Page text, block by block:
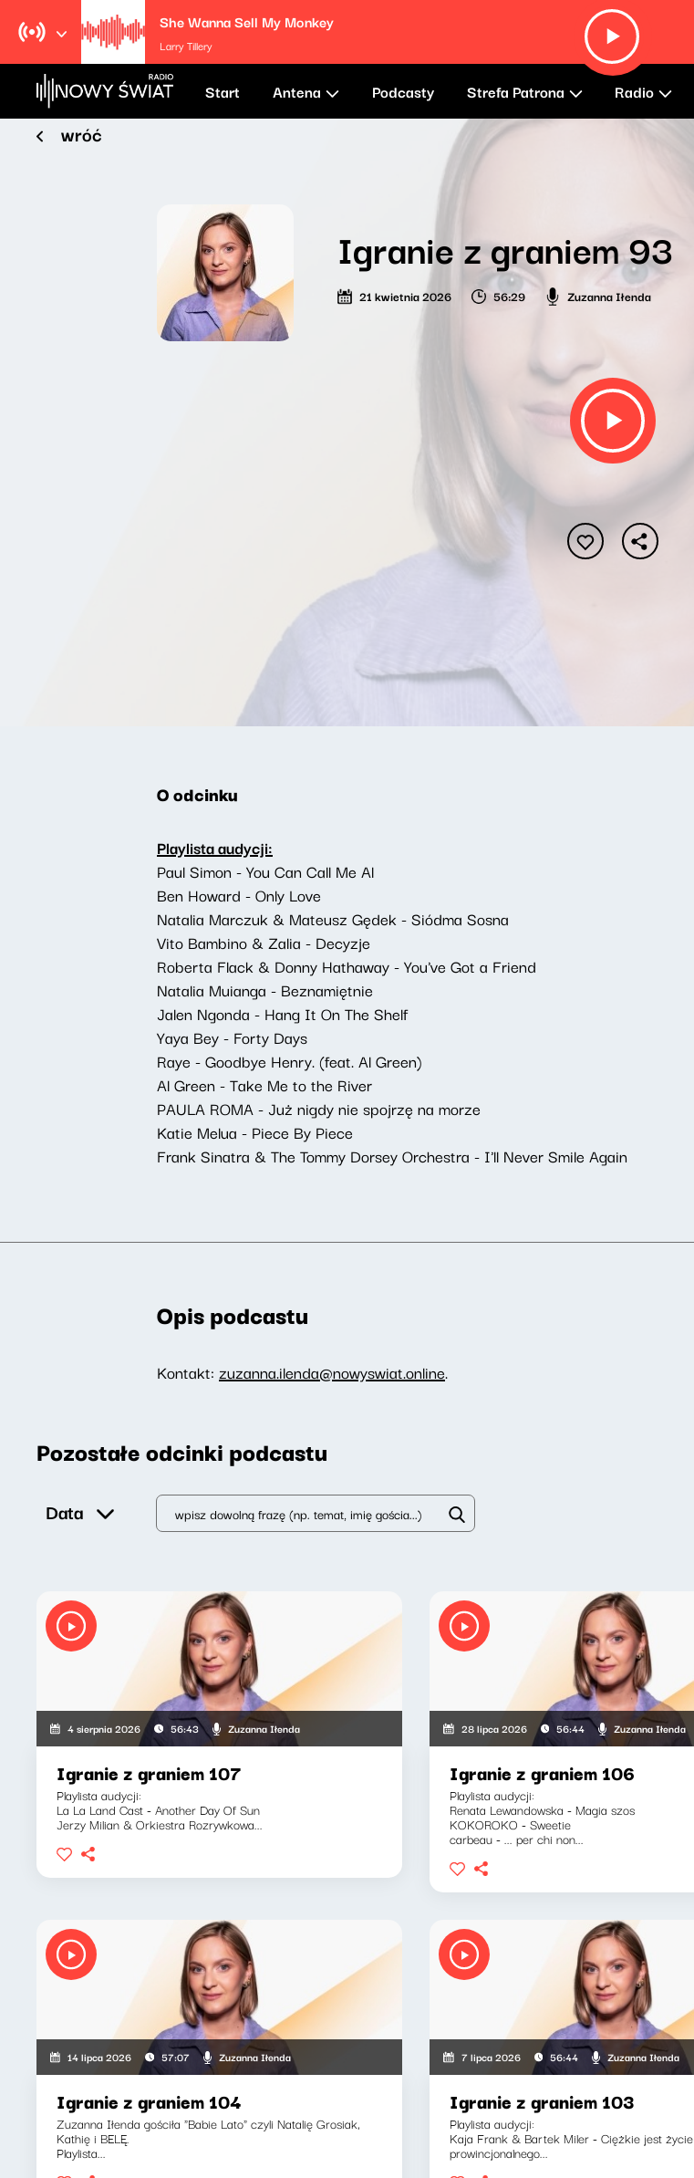
She Wanna Sell My Monkey
Larry Tillery
Start Antena Podcasty Strefa Patrona Radio
wróć
Igranie z graniem 93
21 kwietnia 2026 56:29 Zuzanna Iłenda
O odcinku
Playlista audycji:
Paul Simon - You Can Call Me Al
Ben Howard - Only Love
Natalia Marczuk & Mateusz Gędek - Siódma Sosna
Vito Bambino & Zalia - Decyzje
Roberta Flack & Donny Hathaway - You've Got a Friend
Natalia Muianga - Beznamiętnie
Jalen Ngonda - Hang It On The Shelf
Yaya Bey - Forty Days
Raye - Goodbye Henry. (feat. Al Green)
Al Green - Take Me to the River
PAULA ROMA - Już nigdy nie spojrzę na morze
Katie Melua - Piece By Piece
Frank Sinatra & The Tommy Dorsey Orchestra - I'll Never Smile Again
Opis podcastu
Kontakt: zuzanna.ilenda@nowyswiat.online.
Pozostałe odcinki podcastu
Data
4 sierpnia 2026 56:43 Zuzanna Iłenda
Igranie z graniem 107
Playlista audycji:
La La Land Cast - Another Day Of Sun
Jerzy Milian & Orkiestra Rozrywkowa...
28 lipca 2026 56:44 Zuzanna Iłenda
Igranie z graniem 106
Playlista audycji:
Renata Lewandowska - Magia szos
KOKOROKO - Sweetie
carbeau - ... per chi non...
14 lipca 2026 57:07 Zuzanna Iłenda
Igranie z graniem 104
Zuzanna Iłenda gościła "Babie Lato" czyli Natalię Grosiak,
Kathię i BELĘ.
Playlista...
7 lipca 2026 56:44 Zuzanna Iłenda
Igranie z graniem 103
Playlista audycji:
Kaja Frank & Bartek Miler - Ciężkie jest życie
prowincjonalnego...